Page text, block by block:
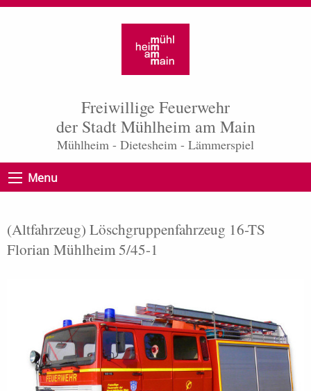
Freiwillige Feuerwehr
der Stadt Mühlheim am Main
Mühlheim - Dietesheim - Lämmerspiel
Menu
(Altfahrzeug) Löschgruppenfahrzeug 16-TS
Florian Mühlheim 5/45-1